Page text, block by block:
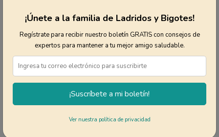
Tomar suplementos con este extracto dio
como resultado lo siguiente:
Menores niveles de citocinas
inflamatorias,como el interferón
gamma (IFN-γ) y el factor de necrosis
tumoral alfa (TNF-α)
Niveles más bajos de
¡Únete a la familia de Ladridos y Bigotes!
Regístrate para recibir nuestro boletín GRATIS con consejos de
expertos para mantener a tu mejor amigo saludable.
¡Suscríbete a mi boletín!
Ver nuestra política de privacidad